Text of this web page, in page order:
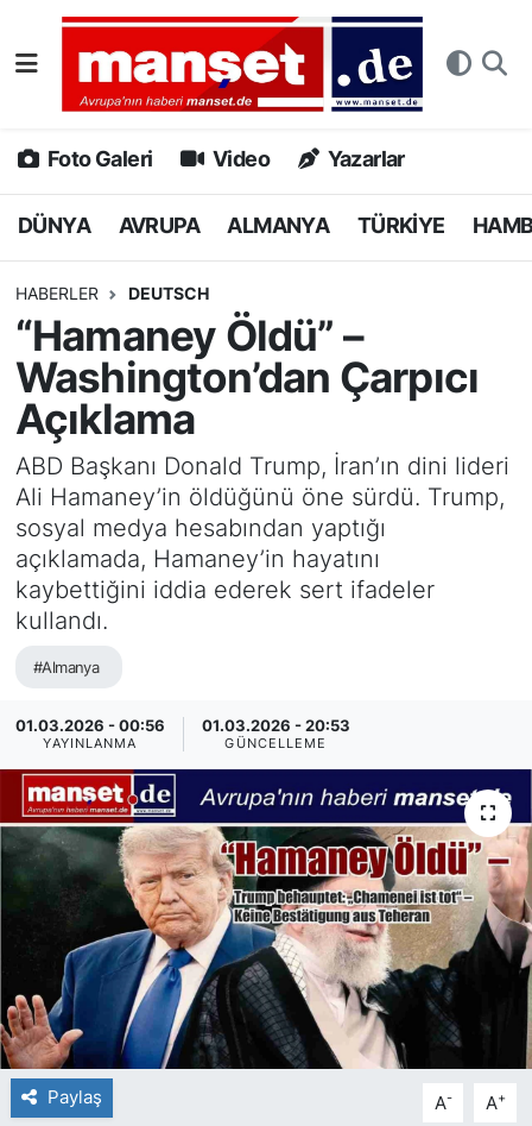
Foto Galeri Video Yazarlar
DÜNYA AVRUPA ALMANYA TÜRKİYE
HABERLER DEUTSCH
“Hamaney Öldü” –
Washington’dan Çarpıcı
Açıklama
ABD Başkanı Donald Trump, İran’ın dini lideri
Ali Hamaney’in öldüğünü öne sürdü. Trump,
sosyal medya hesabından yaptığı
açıklamada, Hamaney’in hayatını
kaybettiğini iddia ederek sert ifadeler
kullandı.
#Almanya
01.03.2026 - 00:56
YAYINLANMA
01.03.2026 - 20:53
GÜNCELLEME
Paylaş A- A+
DÜNYA
AVRUPA
ALMANYA
HAMBURG
SPOR
DEUTSCH
EKONOMİ
SİYASET
SAĞLIK
Nöbetçi Eczaneler
Hava Durumu
Namaz Vakitleri
Puan Durumu ve Fikstür
Tüm Manşetler
Son Dakika Haberleri
Haber Arşivi